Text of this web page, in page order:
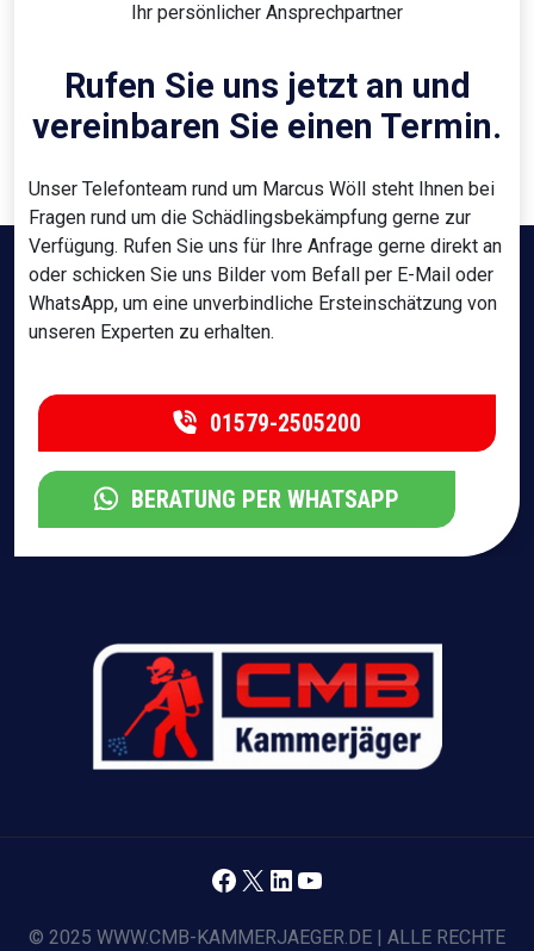
Ihr persönlicher Ansprechpartner
Rufen Sie uns jetzt an und
vereinbaren Sie einen Termin.
Unser Telefonteam rund um Marcus Wöll steht Ihnen bei
Fragen rund um die Schädlingsbekämpfung gerne zur
Verfügung. Rufen Sie uns für Ihre Anfrage gerne direkt an
oder schicken Sie uns Bilder vom Befall per E-Mail oder
WhatsApp, um eine unverbindliche Ersteinschätzung von
unseren Experten zu erhalten.
01579-2505200
BERATUNG PER WHATSAPP
© 2025 WWW.CMB-KAMMERJAEGER.DE | ALLE RECHTE
Facebook
X LinkedIn
YouTube